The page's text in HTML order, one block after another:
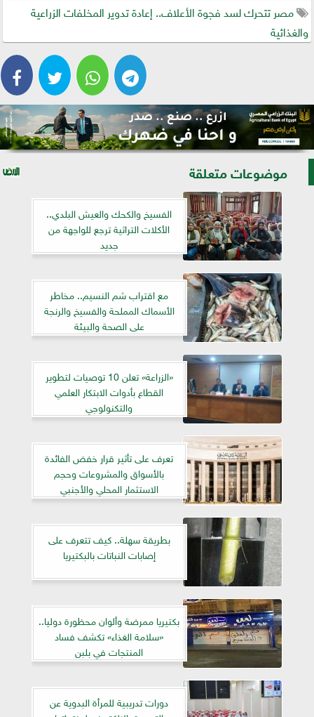
مصر تتحرك لسد فجوة الأعلاف.. إعادة تدوير المخلفات الزراعية
والغذائية
موضوعات متعلقة
الفسيخ والكحك والعيش البلدي..
الأكلات التراثية ترجع للواجهة من
جديد
مع اقتراب شم النسيم.. مخاطر
الأسماك المملحة والفسيخ والرنجة
على الصحة والبيئة
«الزراعة» تعلن 10 توصيات لتطوير
القطاع بأدوات الابتكار العلمي
والتكنولوجي
تعرف على تأثير قرار خفض الفائدة
بالأسواق والمشروعات وحجم
الاستثمار المحلي والأجنبي
بطريقة سهلة.. كيف تتعرف على
إصابات النباتات بالبكتيريا
بكتيريا ممرضة وألوان محظورة دوليا..
«سلامة الغذاء» تكشف فساد
المنتجات في بلبن
دورات تدريبية للمرأة البدوية عن